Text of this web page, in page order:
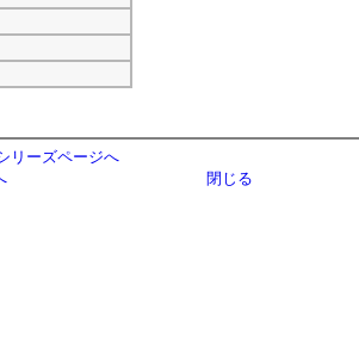
リーズページへ
閉じる